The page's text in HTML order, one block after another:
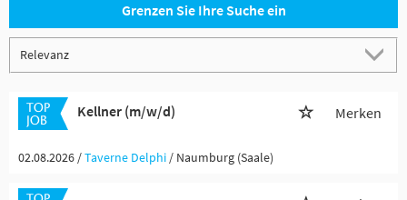
Grenzen Sie Ihre Suche ein
Kellner (m/w/d) Merken
02.08.2026 /Taverne Delphi / Naumburg (Saale)